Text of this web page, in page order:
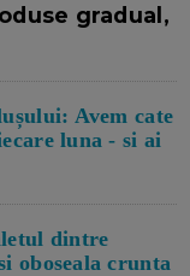
gradual,
Avem cate
luna - si ai
dintre
oboseala crunta